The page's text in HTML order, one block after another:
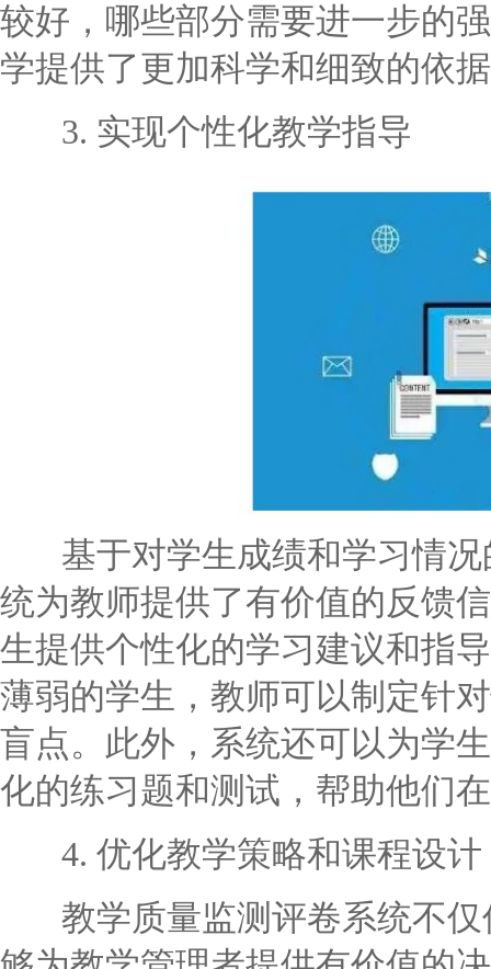
较好，哪些部分需要进一步的
学提供了更加科学和细致的依
3. 实现个性化教学指导
基于对学生成绩和学习情况
统为教师提供了有价值的反馈
生提供个性化的学习建议和指
薄弱的学生，教师可以制定针
盲点。此外，系统还可以为学
化的练习题和测试，帮助他们
4. 优化教学策略和课程设计
教学质量监测评卷系统不仅